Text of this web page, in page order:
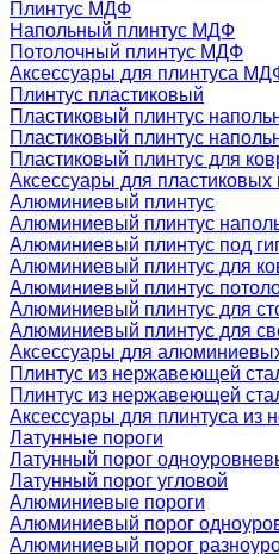
Плинтус МДФ
Напольный плинтус МДФ
Потолочный плинтус МДФ
Аксессуары для плинтуса
Плинтус пластиковый
Пластиковый плинтус
Пластиковый плинтус
Пластиковый плинтус для
Аксессуары для пластиковых
Алюминиевый плинтус
Алюминиевый плинтус
Алюминиевый плинтус под
Алюминиевый плинтус для
Алюминиевый плинтус
Алюминиевый плинтус для
Алюминиевый плинтус для
Аксессуары для
Плинтус из нержавеющей
Плинтус из нержавеющей
Аксессуары для плинтуса из
Латунные пороги
Латунный порог
Латунный порог угловой
Алюминиевые пороги
Алюминиевый порог
Алюминиевый порог